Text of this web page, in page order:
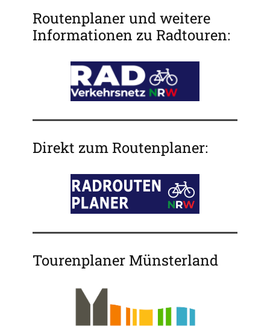
Routenplaner und weitere
Informationen zu Radtouren:
Direkt zum Routenplaner:
Tourenplaner Münsterland